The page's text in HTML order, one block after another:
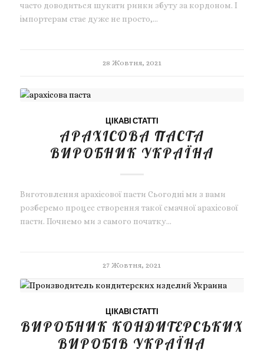
часто доводиться шукати ринки збуту за кордоном. І
імпортерам стає дуже не просто,…
28 Жовтня, 2021
ЦІКАВІ СТАТТІ
АРАХІСОВА ПАСТА
ВИРОБНИК УКРАЇНА
Виготовлення арахісової пасти Сьогодні ми з вами
розберемо процес створення такої смачної арахісової
пасти. Почнемо ми з самого початку…
27 Жовтня, 2021
ЦІКАВІ СТАТТІ
ВИРОБНИК КОНДИТЕРСЬКИХ
ВИРОБІВ УКРАЇНА